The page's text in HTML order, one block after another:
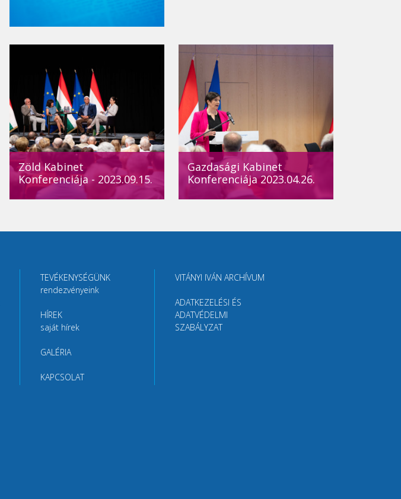
Zöld Kabinet
Konferenciája - 2023.09.15.
Gazdasági Kabinet
Konferenciája 2023.04.26.
TEVÉKENYSÉGÜNK
rendezvényeink
HÍREK
saját hírek
GALÉRIA
KAPCSOLAT
VITÁNYI IVÁN ARCHÍVUM
ADATKEZELÉSI ÉS
ADATVÉDELMI
SZABÁLYZAT